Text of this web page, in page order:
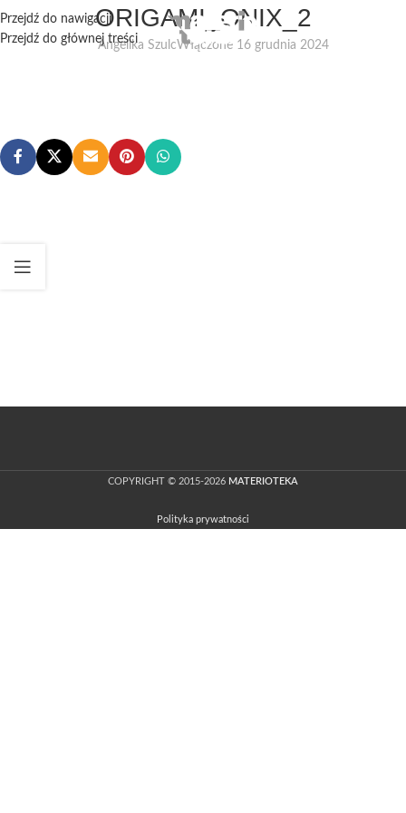
Przejdź do nawigacji
Przejdź do głównej treści
ORIGAMI_ONIX_2
Angelika SzulcWłączone 16 grudnia 2024
COPYRIGHT © 2015-2026 MATERIOTEKA
Polityka prywatności